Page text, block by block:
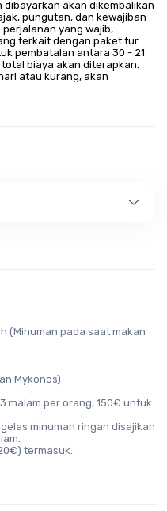
akan dikembalikan
pungutan, dan kewajiban
yang wajib,
terkait dengan paket tur
pembatalan antara 30 - 21
biaya akan diterapkan.
atau kurang, akan
(Minuman pada saat makan
Mykonos)
malam per orang, 150€ untuk
minuman ringan disajikan
termasuk.